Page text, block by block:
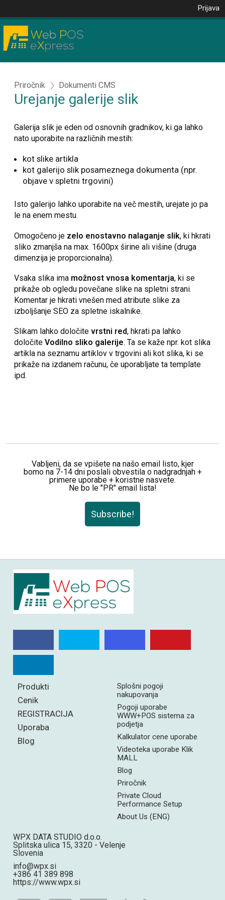
Prijava
Priročnik Dokumenti CMS
Urejanje galerije slik
Galerija slik je eden od osnovnih gradnikov, ki ga lahko
nato uporabite na različnih mestih:
kot slike artikla
kot galerijo slik posameznega dokumenta (npr.
objave v spletni trgovini)
Isto galerijo lahko uporabite na več mestih, urejate jo pa
le na enem mestu.
Omogočeno je zelo enostavno nalaganje slik, ki hkrati
sliko zmanjša na max. 1600px širine ali višine (druga
dimenzija je proporcionalna).
Vsaka slika ima možnost vnosa komentarja, ki se
prikaže ob ogledu povečane slike na spletni strani.
Komentar je hkrati vnešen med atribute slike za
izboljšanje SEO za spletne iskalnike.
Slikam lahko določite vrstni red, hkrati pa lahko
določite Vodilno sliko galerije. Ta se kaže npr. kot slika
artikla na seznamu artiklov v trgovini ali kot slika, ki se
prikaže na izdanem računu, če uporabljate ta template
ipd.
Vabljeni, da se vpišete na našo email listo, kjer
bomo na 7-14 dni poslali obvestila o nadgradnjah +
primere uporabe + koristne nasvete.
Ne bo le "PR" email lista!
Subscribe!
Produkti
Cenik
REGISTRACIJA
Uporaba
Blog
Splošni pogoji
nakupovanja
Pogoji uporabe
WWW+POS sistema za
podjetja
Kalkulator cene uporabe
Videoteka uporabe Klik
MALL
Blog
Priročnik
Private Cloud
Performance Setup
About Us (ENG)
WPX DATA STUDIO d.o.o.
Splitska ulica 15, 3320 - Velenje
Slovenia
info@wpx.si
+386 41 389 898
https://www.wpx.si